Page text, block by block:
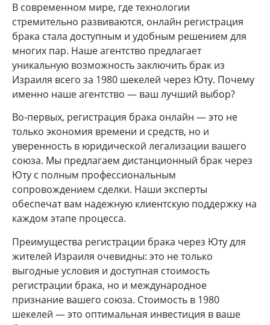
В современном мире, где технологии
стремительно развиваются, онлайн регистрация
брака стала доступным и удобным решением для
многих пар. Наше агентство предлагает
уникальную возможность заключить брак из
Израиля всего за 1980 шекелей через Юту. Почему
именно наше агентство — ваш лучший выбор?
Во-первых, регистрация брака онлайн — это не
только экономия времени и средств, но и
уверенность в юридической легализации вашего
союза. Мы предлагаем дистанционный брак через
Юту с полным профессиональным
сопровождением сделки. Наши эксперты
обеспечат вам надежную клиентскую поддержку на
каждом этапе процесса.
Преимущества регистрации брака через Юту для
жителей Израиля очевидны: это не только
выгодные условия и доступная стоимость
регистрации брака, но и международное
признание вашего союза. Стоимость в 1980
шекелей — это оптимальная инвестиция в ваше